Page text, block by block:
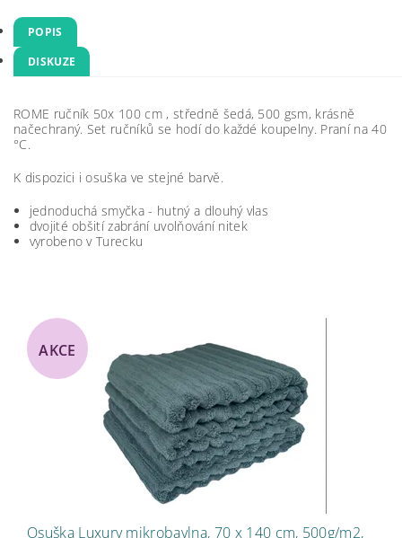
POPIS
DISKUZE
ROME ručník 50x 100 cm , středně šedá, 500 gsm, krásně
načechraný. Set ručníků se hodí do každé koupelny. Praní na 40
°C.
K dispozici i osuška ve stejné barvě.
jednoduchá smyčka - hutný a dlouhý vlas
dvojité obšití zabrání uvolňování nitek
vyrobeno v Turecku
AKCE
Osuška Luxury mikrobavlna, 70 x 140 cm, 500g/m2,